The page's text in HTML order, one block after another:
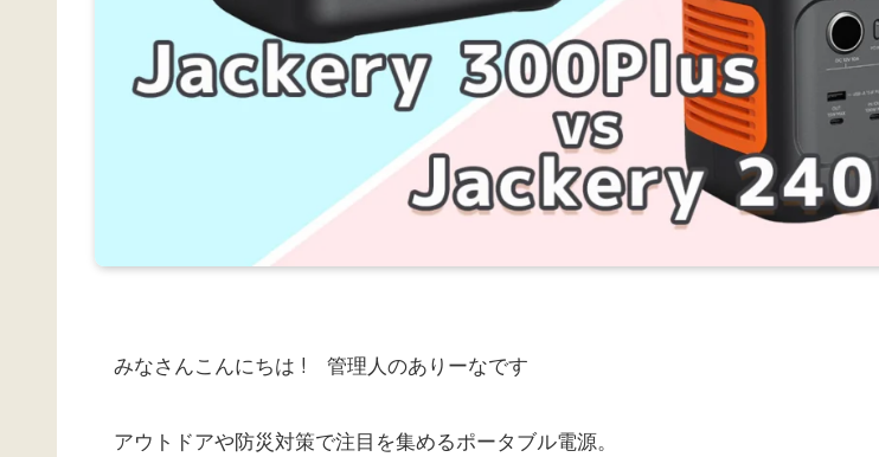
みなさんこんにちは ! 管理人のありーなです
アウトドアや防災対策で注目を集めるポータブル電源。